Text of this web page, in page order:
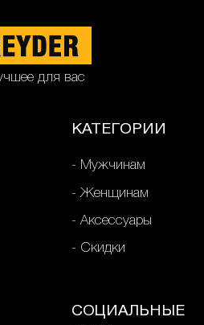
для вас
КАТЕГОРИИ
Мужчинам
Женщинам
Аксессуары
Скидки
СОЦИАЛЬНЫЕ